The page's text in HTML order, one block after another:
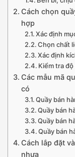
Cách chọn
hợp
Xác định
Chọn chất
Xác định
Kiểm tra
Các mẫu mã
có
Quầy bán
Quầy bán
Quầy bán
Quầy bán
Cách lắp đặt
nhựa